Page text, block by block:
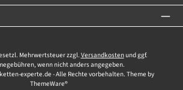
Mehrwertsteuer zzgl. Versandkostenund ggf.
wenn nicht anders angegeben.
experte.de - Alle Rechte vorbehalten. Theme by
ThemeWare®